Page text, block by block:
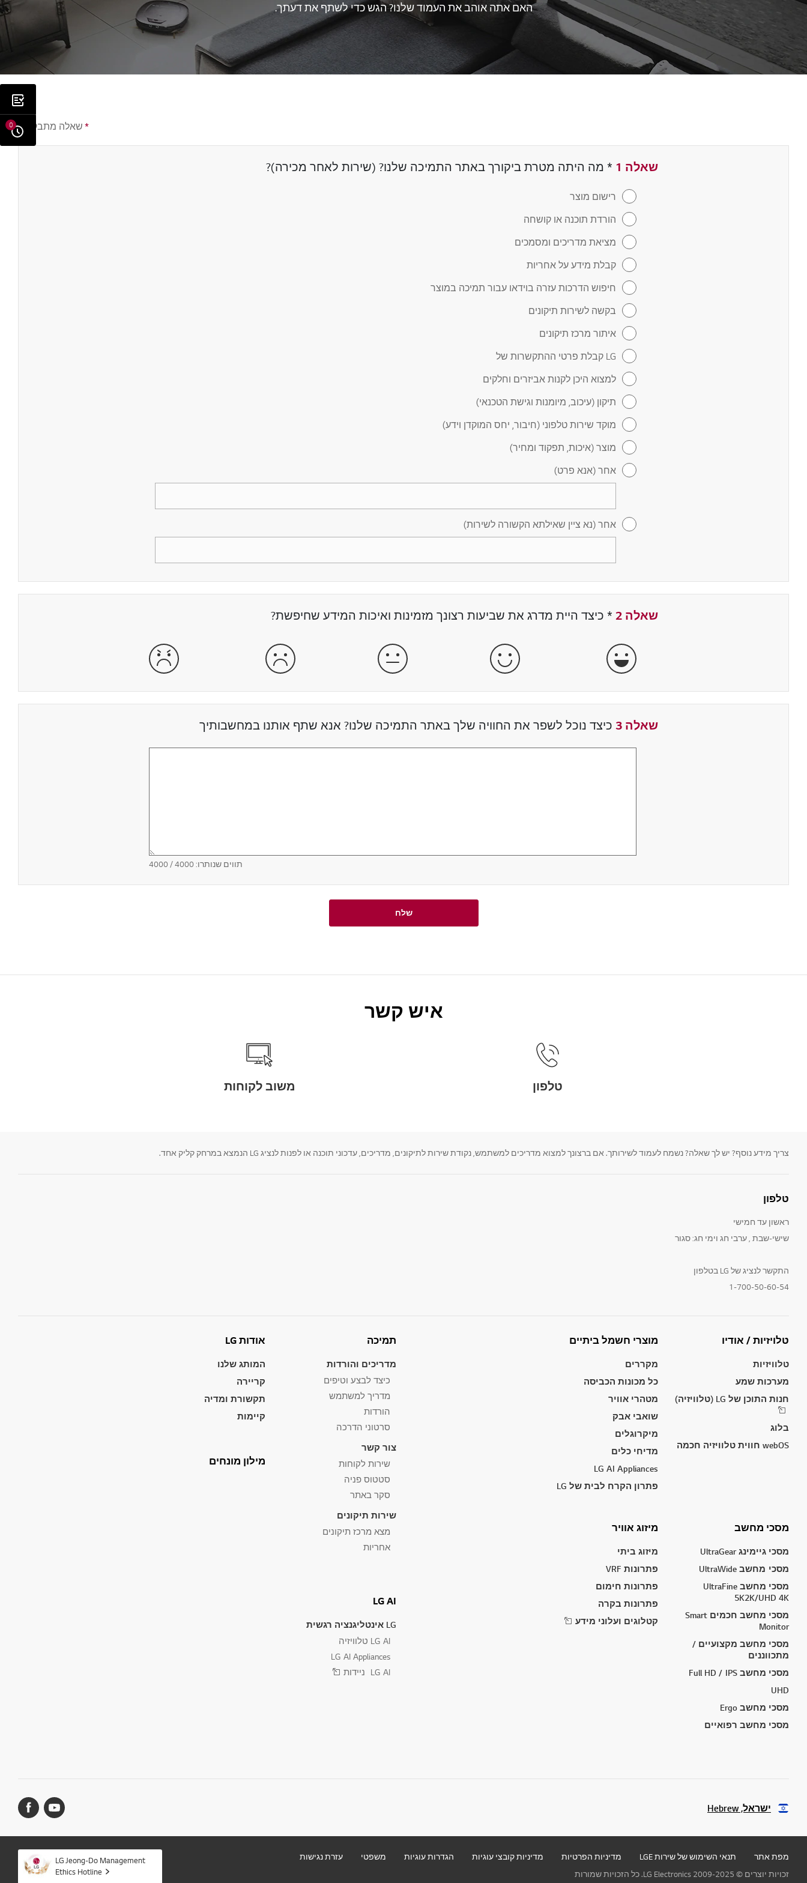
האם אתה אוהב את העמוד שלנו? הגש כדי לשתף את דעתך.
* שאלה מתבקשת
שאלה 1 * שדה חובה
מה היתה מטרת ביקורך באתר התמיכה שלנו? (שירות לאחר מכירה)?
רישום מוצר
הורדת תוכנה או קושחה
מציאת מדריכים ומסמכים
קבלת מידע על אחריות
חיפוש הדרכות עזרה בוידאו עבור תמיכה במוצר
בקשה לשירות תיקונים
איתור מרכז תיקונים
LG קבלת פרטי ההתקשרות של
למצוא היכן לקנות אביזרים וחלקים
תיקון (עיכוב, מיומנות וגישת הטכנאי)
מוקד שירות טלפוני (חיבור, יחס המוקדן וידע)
מוצר (איכות, תפקוד ומחיר)
אחר (אנא פרט)
אחר (נא ציין שאילתא הקשורה לשירות)
שאלה 2 * שדה חובה
כיצד היית מדרג את שביעות רצונך מזמינות ואיכות המידע שחיפשת?
מאוד מרוצה מרוצה מרוצה ולא מרוצה לא מרוצה
שאלה 3 כיצד נוכל לשפר את החוויה שלך באתר התמיכה שלנו? אנא שתף אותנו במחשבותיך
תווים שנותרו:4000
/ 4000
שלח
איש קשר
טלפון משוב לקוחות
0
צריך מידע נוסף? יש לך שאלה? נשמח לעמוד לשירותך. אם ברצונך למצוא מדריכים למשתמש, נקודת שירות לתיקונים, מדריכים, עדכוני תוכנה או לפנות לנציג LG הנמצא במרחק קליק אחד.
טלפון
ראשון עד חמישי
שישי-שבת , ערבי חג וימי חג: סגור
התקשר לנציג של LG בטלפון
1-700-50-60-54
טלויזיות / אודיו
טלוויזיות
מערכות שמע
חנות התוכן של LG (טלוויזיה)
בלוג
webOS חווית טלוויזיה חכמה
מוצרי חשמל ביתיים
מקררים
כל מכונות הכביסה
מטהרי אוויר
שואבי אבק
מיקרוגלים
מדיחי כלים
LG AI Appliances
פתרון הקרח לבית של LG
מסכי מחשב
מסכי גיימינג UltraGear
מסכי מחשב UltraWide
מסכי מחשב UltraFine
5K2K/UHD 4K
מסכי מחשב חכמים Smart
Monitor
מסכי מחשב מקצועיים /
מתכווננים
מסכי מחשב Full HD / IPS
UHD
מסכי מחשב Ergo
מסכי מחשב רפואיים
מיזוג אוויר
מיזוג ביתי
פתרונות VRF
פתרונות חימום
פתרונות בקרה
קטלוגים ועלוני מידע
תמיכה
מדריכים והורדות
כיצד לבצע וטיפים
מדריך למשתמש
הורדות
סרטוני הדרכה
צור קשר
שירות לקוחות
סטטוס פניה
סקר באתר
שירות תיקונים
מצא מרכז תיקונים
אחריות
LG AI
LG אינטליגנציה רגשית
LG AI טלוויזיה
LG AI Appliances
LG AI ניידות
אודות LG
המותג שלנו
קריירה
תקשורת ומדיה
קיימות
מילון מונחים
ישראל, Hebrew
מפת אתר תנאי השימוש של שירות LGE מדיניות הפרטיות מדיניות קובצי עוגיות הגדרות עוגיות משפטי
עזרת נגישות
זכויות יוצרים © 2009-2025 LG Electronics. כל הזכויות שמורות
LG Jeong-Do Management
Ethics Hotline